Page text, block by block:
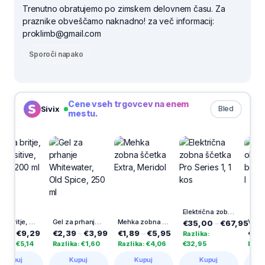
Trenutno obratujemo po zimskem delovnem času. Za
praznike obveščamo naknadno! za več informacij:
proklimb@gmail.com
Sporoči napako
Sivix Bled
Cene vseh trgovcev na enem
mestu.
Gel za britje, Pro Sensitive, Gillette, 200 ml Gel za prhanje Whitewater, Old Spice, 250 ml
€2,39– €3,99
Razlika: €1,60
Mehka zobna ščetka Extra, Meridol
€1,89– €5,95
Razlika: €4,06
Električna zobna ščetka Pro Series 1, 1 kos
€35,00– €67,95
Razlika:
€32,95
€0,48
Razlika: